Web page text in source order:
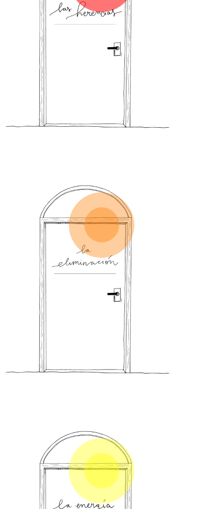
una y otra vez
2- La eliminación
El estrés y
los bloqueos renales
3- La energía
Las tres nutriciones
de los seres humanos
y como atenderlas